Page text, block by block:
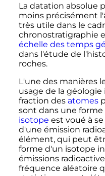
La datation absolue
moins précisément
très utile dans le
chronostratigraphie
échelle des temps
dans l'étude de
roches.
L'une des manières
usage de la
fraction des atomes
sont dans une forme
isotope est voué à
d'une émission
élément, qui peut
forme d'un isotope
émissions
fréquence aléatoire